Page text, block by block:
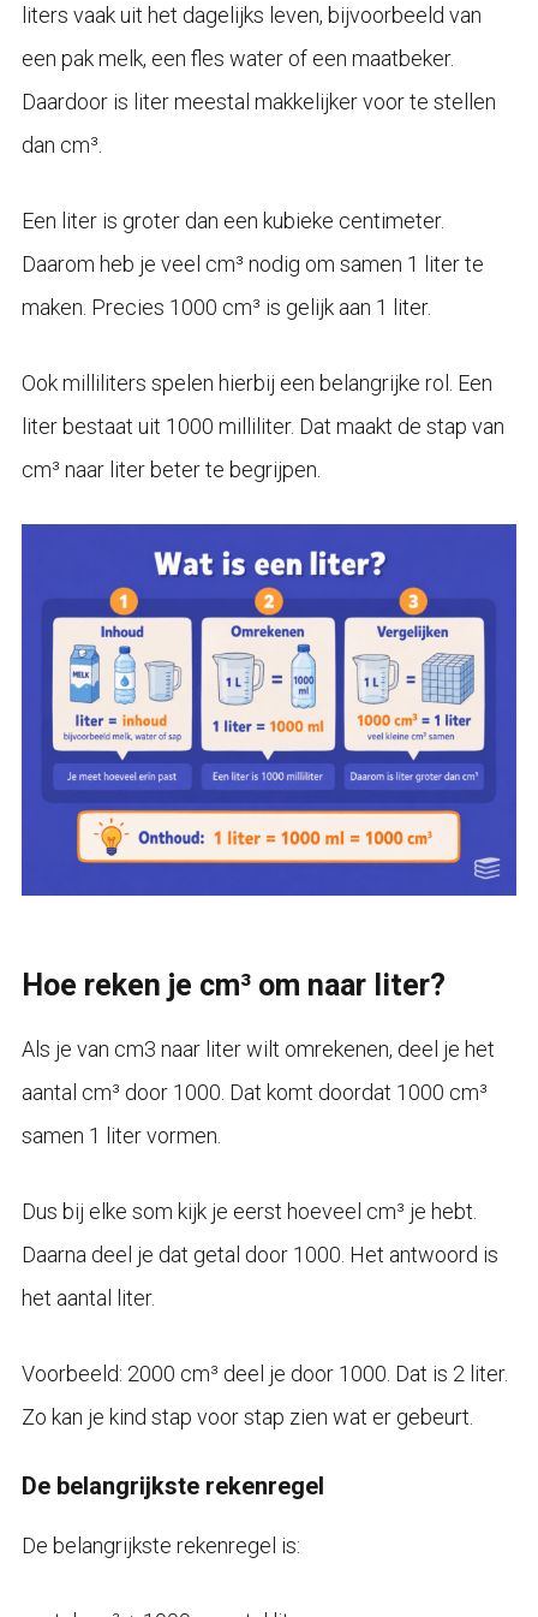
liters vaak uit het dagelijks leven, bijvoorbeeld van
een pak melk, een fles water of een maatbeker.
Daardoor is liter meestal makkelijker voor te stellen
dan cm³.
Een liter is groter dan een kubieke centimeter.
Daarom heb je veel cm³ nodig om samen 1 liter te
maken. Precies 1000 cm³ is gelijk aan 1 liter.
Ook milliliters spelen hierbij een belangrijke rol. Een
liter bestaat uit 1000 milliliter. Dat maakt de stap van
cm³ naar liter beter te begrijpen.
Hoe reken je cm³ om naar liter?
Als je van cm3 naar liter wilt omrekenen, deel je het
aantal cm³ door 1000. Dat komt doordat 1000 cm³
samen 1 liter vormen.
Dus bij elke som kijk je eerst hoeveel cm³ je hebt.
Daarna deel je dat getal door 1000. Het antwoord is
het aantal liter.
Voorbeeld: 2000 cm³ deel je door 1000. Dat is 2 liter.
Zo kan je kind stap voor stap zien wat er gebeurt.
De belangrijkste rekenregel
De belangrijkste rekenregel is: